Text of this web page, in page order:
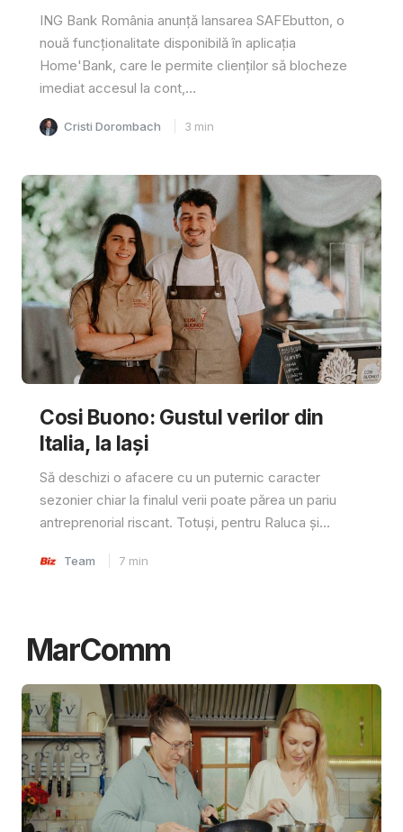
ING Bank România anunță lansarea SAFEbutton, o
nouă funcționalitate disponibilă în aplicația
Home'Bank, care le permite clienților să blocheze
imediat accesul la cont,...
Cristi Dorombach 3 min
Cosi Buono: Gustul verilor din
Italia, la Iași
Să deschizi o afacere cu un puternic caracter
sezonier chiar la finalul verii poate părea un pariu
antreprenorial riscant. Totuși, pentru Raluca și...
Team 7 min
MarComm